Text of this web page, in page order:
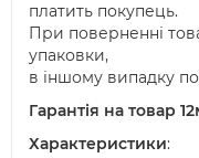
платить покупець.
При поверненні
упаковки,
в іншому випадку
Гарантія на товар
Характеристики: